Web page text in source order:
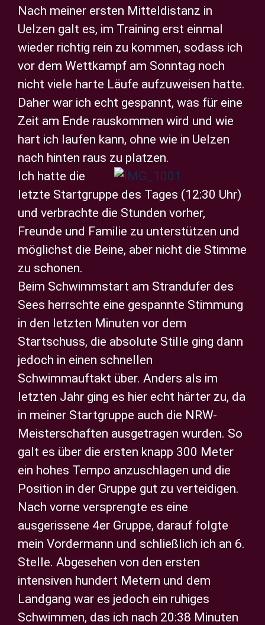
Nach meiner ersten Mitteldistanz in
Uelzen galt es, im Training erst einmal
wieder richtig rein zu kommen, sodass ich
vor dem Wettkampf am Sonntag noch
nicht viele harte Läufe aufzuweisen hatte.
Daher war ich echt gespannt, was für eine
Zeit am Ende rauskommen wird und wie
hart ich laufen kann, ohne wie in Uelzen
nach hinten raus zu platzen.
Ich hatte die
letzte Startgruppe des Tages (12:30 Uhr)
und verbrachte die Stunden vorher,
Freunde und Familie zu unterstützen und
möglichst die Beine, aber nicht die Stimme
zu schonen.
Beim Schwimmstart am Strandufer des
Sees herrschte eine gespannte Stimmung
in den letzten Minuten vor dem
Startschuss, die absolute Stille ging dann
jedoch in einen schnellen
Schwimmauftakt über. Anders als im
letzten Jahr ging es hier echt härter zu, da
in meiner Startgruppe auch die NRW-
Meisterschaften ausgetragen wurden. So
galt es über die ersten knapp 300 Meter
ein hohes Tempo anzuschlagen und die
Position in der Gruppe gut zu verteidigen.
Nach vorne versprengte es eine
ausgerissene 4er Gruppe, darauf folgte
mein Vordermann und schließlich ich an 6.
Stelle. Abgesehen von den ersten
intensiven hundert Metern und dem
Landgang war es jedoch ein ruhiges
Schwimmen, das ich nach 20:38 Minuten